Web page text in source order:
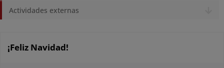
Actividades externas
¡Feliz Navidad!